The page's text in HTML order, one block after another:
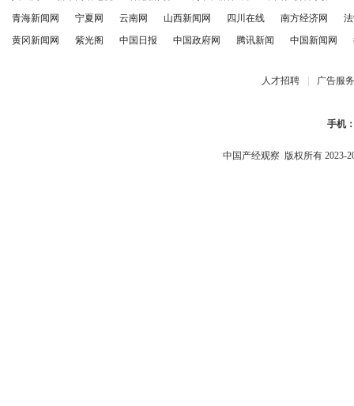
青海新闻网
宁夏网 云南网 山西新闻网 四川在线 南方经济网
黄冈新闻网
紫光阁 中国日报 中国政府网 腾讯新闻 中国新闻网
人才招聘 | 广告服务
手机
中国产经观察 版权所有 2023-